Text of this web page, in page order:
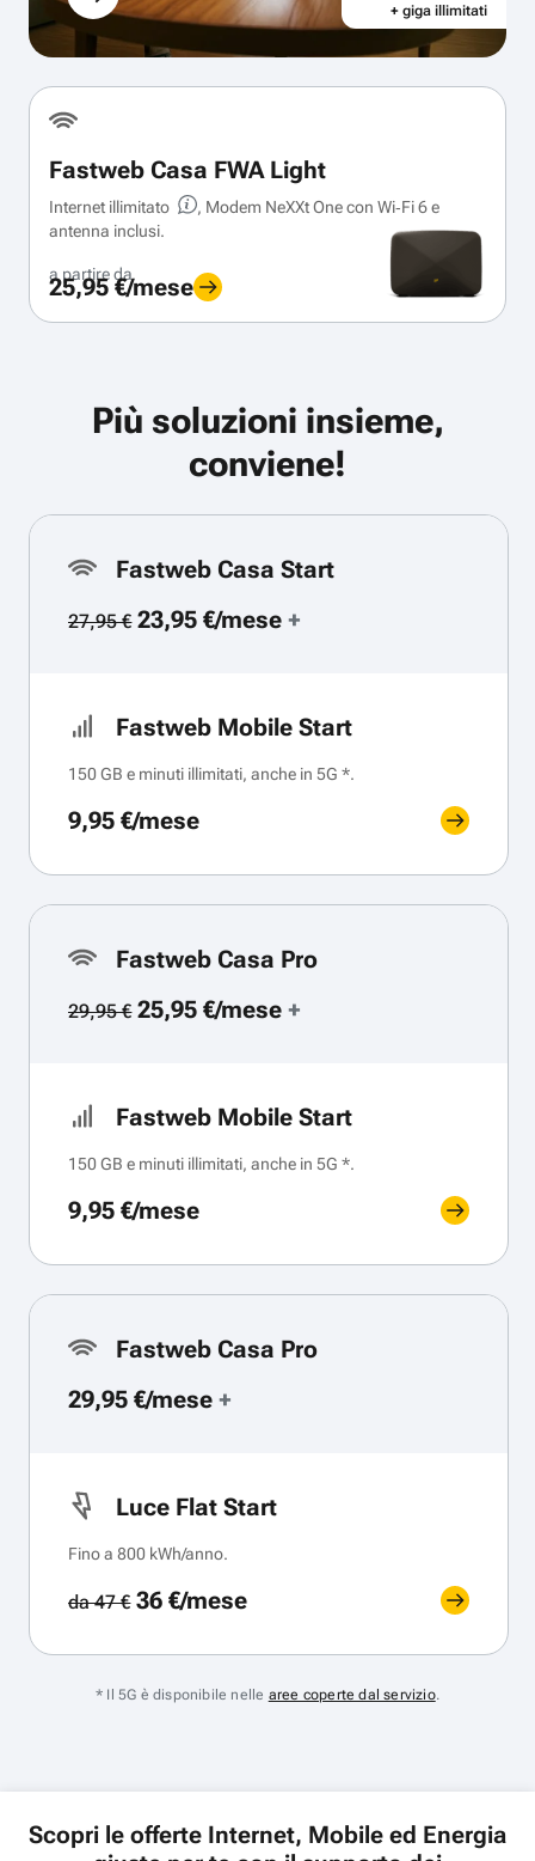
+ giga illimitati
Fastweb Casa FWA Light
Internet illimitato
, Modem NeXXt One con Wi‑Fi 6 e
antenna inclusi.
a partire da
25,95 €/mese
Più soluzioni insieme,
conviene!
Fastweb Casa Start
27,95 €23,95 €/mese+
Fastweb Mobile Start
150 GB e minuti illimitati, anche in 5G *.
9,95 €/mese
Fastweb Casa Pro
29,95 €25,95 €/mese+
Fastweb Mobile Start
150 GB e minuti illimitati, anche in 5G *.
9,95 €/mese
Fastweb Casa Pro
29,95 €/mese +
Luce Flat Start
Fino a 800 kWh/anno.
da 47 €36 €/mese
* Il 5G è disponibile nelle aree coperte dal servizio.
Scopri le offerte Internet, Mobile ed Energia